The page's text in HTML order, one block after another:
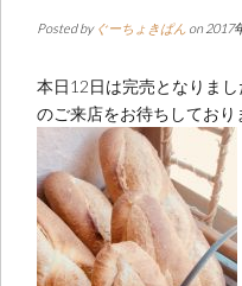
Posted by ぐーちょきぱん on 2017
本日12日は完売となりま
のご来店をお待ちしており